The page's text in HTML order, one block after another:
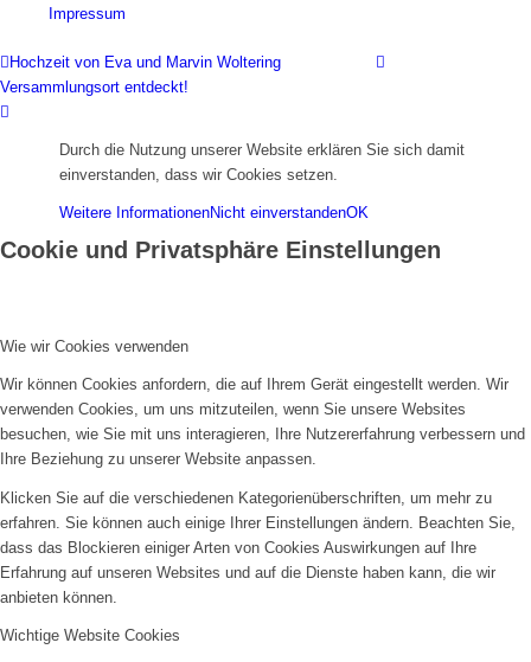
Impressum
Hochzeit von Eva und Marvin Woltering
Versammlungsort entdeckt!
Durch die Nutzung unserer Website erklären Sie sich damit
einverstanden, dass wir Cookies setzen.
Weitere InformationenNicht einverstandenOK
Cookie und Privatsphäre Einstellungen
Wie wir Cookies verwenden
Wir können Cookies anfordern, die auf Ihrem Gerät eingestellt werden. Wir
verwenden Cookies, um uns mitzuteilen, wenn Sie unsere Websites
besuchen, wie Sie mit uns interagieren, Ihre Nutzererfahrung verbessern und
Ihre Beziehung zu unserer Website anpassen.
Klicken Sie auf die verschiedenen Kategorienüberschriften, um mehr zu
erfahren. Sie können auch einige Ihrer Einstellungen ändern. Beachten Sie,
dass das Blockieren einiger Arten von Cookies Auswirkungen auf Ihre
Erfahrung auf unseren Websites und auf die Dienste haben kann, die wir
anbieten können.
Wichtige Website Cookies